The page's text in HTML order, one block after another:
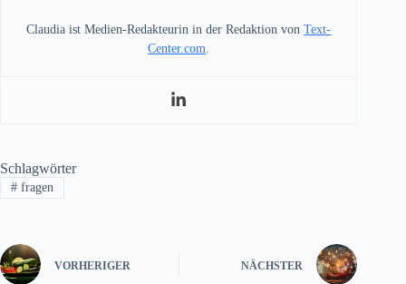
Claudia ist Medien-Redakteurin in der Redaktion vonText-
Center.com
Schlagwörter
#fragen
VORHERIGER NÄCHSTER